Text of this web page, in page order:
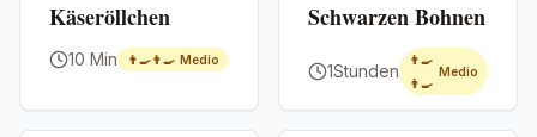
Käseröllchen
10 Min 👨‍🍳👨‍🍳 Medio
Schwarzen Bohnen
1Stunden
👨‍🍳
👨‍🍳
Medio